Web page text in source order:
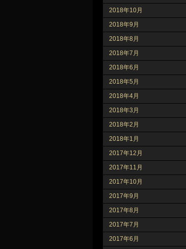
2018年10月
2018年9月
2018年8月
2018年7月
2018年6月
2018年5月
2018年4月
2018年3月
2018年2月
2018年1月
2017年12月
2017年11月
2017年10月
2017年9月
2017年8月
2017年7月
2017年6月